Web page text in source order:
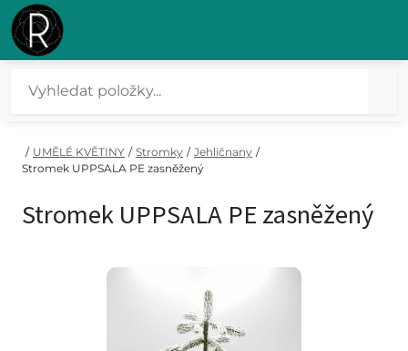
/ UMĚLÉ KVĚTINY / Stromky / Jehličnany /
Stromek UPPSALA PE zasněžený
Stromek UPPSALA PE zasněžený